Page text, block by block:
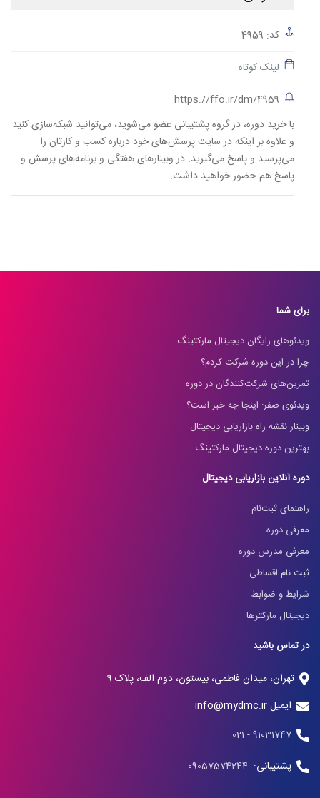
کد: 4959
لینک کوتاه
https://ffo.ir/dm/4959
با خرید دوره، در گروه پشتیبانی عضو می‌شوید، می‌توانید شبکه‌سازی کنید
و علاوه بر اینکه در سایت پرسش‌های خود درباره کسب و کارتان را
می‌پرسید و پاسخ می‌گیرید. در وبینارهای هفتگی و برنامه‌های پرسش و
پاسخ هم حضور خواهید داشت.
برای شما
ویدئوهای رایگان دیجیتال مارکتینگ
چرا در این دوره شرکت کردم؟
تمرین‌های شرکت‌کنندگان در دوره
ویدئوی صفر: اینجا چه خبر است؟
وبینار نقشه راه بازاریابی دیجیتال
بهترین دوره دیجیتال مارکتینگ
دوره آنلاین بازاریابی دیجیتال
راهنمای ثبت‌نام
معرفی دوره
معرفی مدرس دوره
ثبت نام اقساطی
شرایط و ضوابط
دیجیتال مارکترها
در تماس باشید
تهران، میدان فاطمی، بیستون، دوم الف، پلاک 9
ایمیل info@mydmc.ir
91031747 - 021
پشتیبانی: